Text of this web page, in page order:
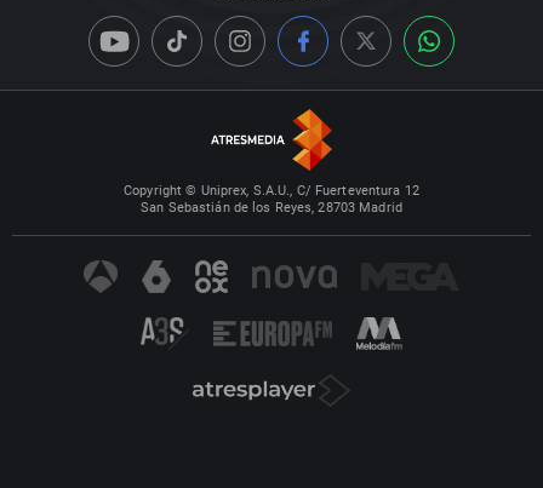
Copyright © Uniprex, S.A.U., C/ Fuerteventura 12
San Sebastián de los Reyes, 28703 Madrid